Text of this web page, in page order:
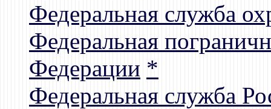
Федеральная служба
Федеральная
Федерации *
Федеральная служба